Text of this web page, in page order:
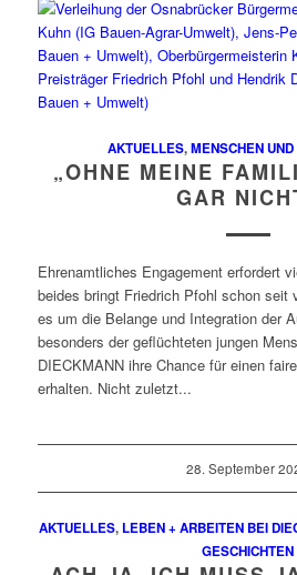
AKTUELLES,MENSCHEN
„OHNE MEINE
GAR
Ehrenamtliches Engagement erfordert
beides bringt Friedrich Pfohl schon seit
es um die Belange und Integration der
besonders der geflüchteten jungen
DIECKMANN ihre Chance für einen
erhalten. Nicht zuletzt...
28. September
AKTUELLES, LEBEN + ARBEITEN BEI
GESCHICHTEN